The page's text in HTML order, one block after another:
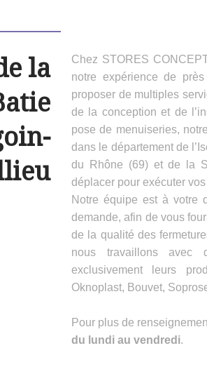
la
Chez STORES
notre expérience de
proposer de multiples
de la conception et de
pose de menuiseries,
dans le département de
du Rhône (69) et de la
déplacer pour exécuter
Notre équipe est à votre
demande, afin de vous
de la qualité des
nous travaillons avec
exclusivement leurs
Oknoplast, Bouvet,
Pour plus de
du lundi au vendredi.